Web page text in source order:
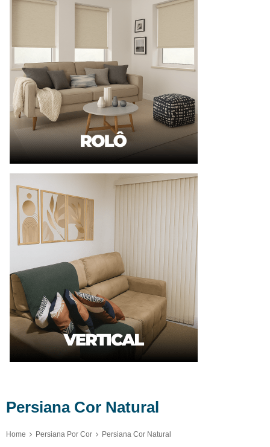
Persiana Cor Natural
Home Persiana Por Cor Persiana Cor Natural